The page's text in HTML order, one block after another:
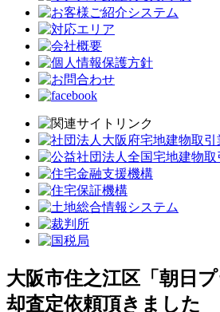
大阪市住之江区「朝日
却査定依頼頂きました